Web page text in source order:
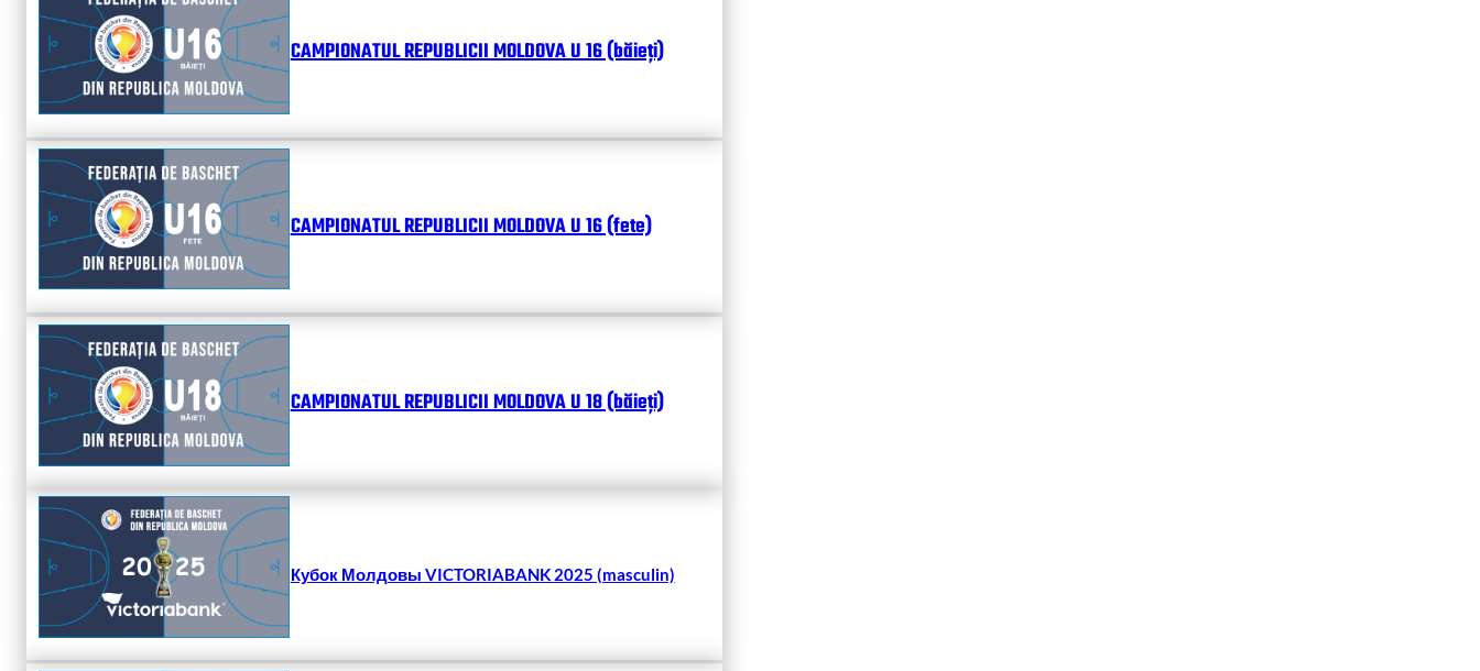
CAMPIONATUL REPUBLICII MOLDOVA U 16 (băieți)
CAMPIONATUL REPUBLICII MOLDOVA U 16 (fete)
CAMPIONATUL REPUBLICII MOLDOVA U 18 (băieți)
Кубок Молдовы VICTORIABANK 2025 (masculin)